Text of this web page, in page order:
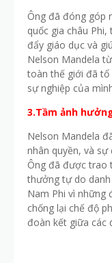
Ông đã đóng góp
quốc gia châu
đẩy giáo dục và
Nelson Mandela
toàn thế giới đã tổ
sự nghiệp của
3.Tầm ảnh
Nelson Mandela
nhân quyền, và
Ông đã được trao
thưởng tự do
Nam Phi vì những
chống lại chế độ
đoàn kết giữa các